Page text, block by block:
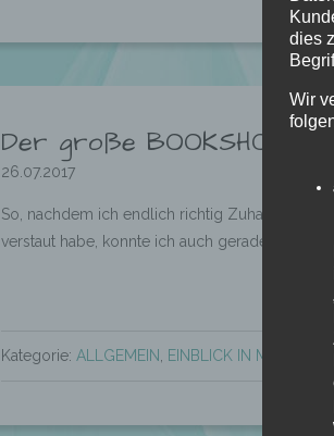
Der große BOOKSHOPPING
26.07.2017
So, nachdem ich endlich richtig Zuhause
verstaut habe, konnte ich auch gerade noch ein
Kategorie: ALLGEMEIN EINBLICK IN MEINE ART
dies
Wir